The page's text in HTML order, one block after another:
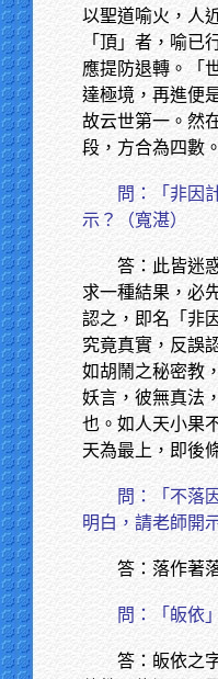
以聖道喻火，人
「頂」者，喻已
應提防退轉。「
達極境，再進便
故云世第一。然
段，方合為四數。
問：「非因
示？（寬湛）
答：此皆迷
求一種結果，必
認之，即名「非
究竟真實，反誤
如胡鬧之秘密教
妖言，彼無真法
也。如人天小果
天為最上，即後
問：「不落
明白，請老師開
答：落作著
問：「皈依
答：皈依之